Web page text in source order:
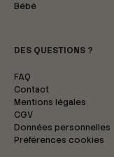
Bébé
DES QUESTIONS ?
FAQ
Contact
Mentions légales
CGV
Données personnelles
Préférences cookies